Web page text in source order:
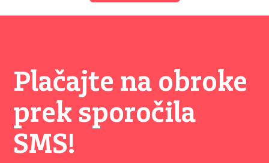
Plačajte na obroke
prek sporočila
SMS!